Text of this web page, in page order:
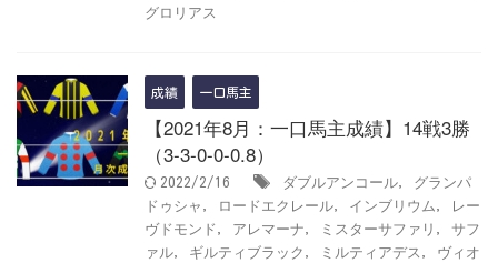
グロリアス
成績 一口馬主
【2021年8月：一口馬主成績】14戦3勝
（3-3-0-0-0.8）
2022/2/16 ダブルアンコール, グランパ
ドゥシャ , ロードエクレール, インブリウム,
レー
ヴドモンド , アレマーナ, ミスターサファリ , サフ
ァル, ギルティブラック , ミルティアデス , ヴィオ